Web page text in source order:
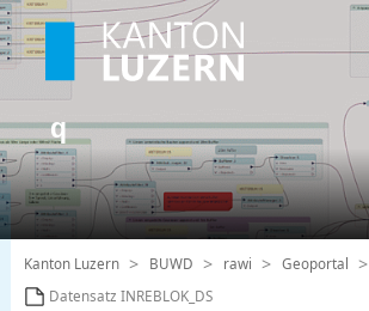
Kanton Luzern BUWD rawi Geoportal
Datensatz INREBLOK_DS